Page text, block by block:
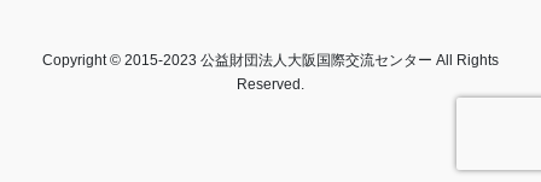
Copyright © 2015-2023 公益財団法人大阪国際交流センター All Rights
Reserved.